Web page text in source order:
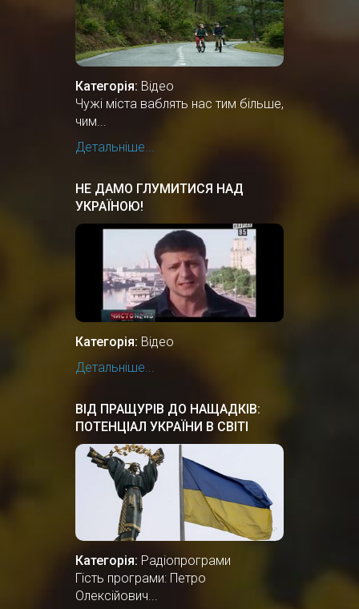
Категорія: Відео
Чужі міста ваблять нас тим більше,
чим...
Детальніше...
НЕ ДАМО ГЛУМИТИСЯ НАД
УКРАЇНОЮ!
Категорія: Відео
Детальніше...
ВІД ПРАЩУРІВ ДО НАЩАДКІВ:
ПОТЕНЦІАЛ УКРАЇНИ В СВІТІ
Категорія: Радіопрограми
Гість програми: Петро
Олексійович...